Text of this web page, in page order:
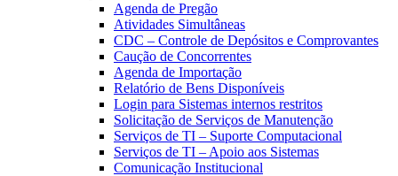
Agenda de Pregão
Atividades Simultâneas
CDC – Controle de Depósitos e Comprovantes
Caução de Concorrentes
Agenda de Importação
Relatório de Bens Disponíveis
Login para Sistemas internos restritos
Solicitação de Serviços de Manutenção
Serviços de TI – Suporte Computacional
Serviços de TI – Apoio aos Sistemas
Comunicação Institucional